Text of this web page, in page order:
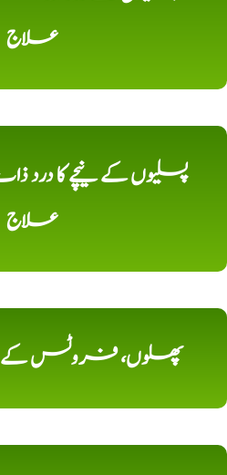
علاج
پسلیوں کے نیچے کا درد
علاج
پھلوں، فروٹس کے